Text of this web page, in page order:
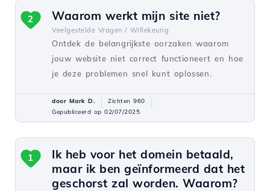
Waarom werkt mijn site niet?
Veelgestelde Vragen / Willekeurig
Ontdek de belangrijkste oorzaken waarom
jouw website niet correct functioneert en hoe
je deze problemen snel kunt oplossen.
2
door Mark D.
Zichten 960
Gepubliceerd op 02/07/2025
Ik heb voor het domein betaald,
maar ik ben geïnformeerd dat het
geschorst zal worden. Waarom?
1